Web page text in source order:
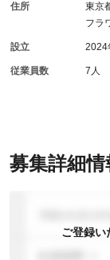
募集詳細情
ご登録い
住所
東京
フラ
設立 2024
従業員数 7人